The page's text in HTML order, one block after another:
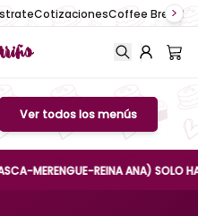
CotizacionesCoffee Break
Ver todos los menús
REINA ANA) SOLO HASTA